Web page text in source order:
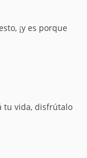
¡y es porque
tu vida, disfrútalo